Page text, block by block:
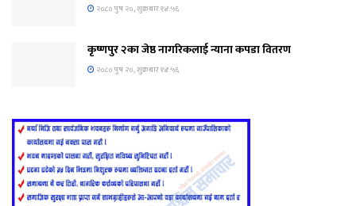
२०८० पुष २०, शुक्रबार १४:५६
कृष्णपुर २का जेष्ठ नागरिकलाई न्याना कपडा वितरण
२०८० पुष २०, शुक्रबार १४:५६